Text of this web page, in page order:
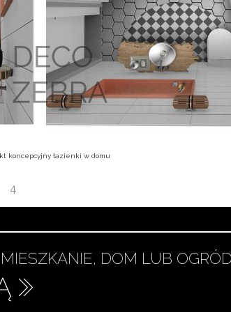
koncepcyjny łazienki w domu
4
DOM LUB